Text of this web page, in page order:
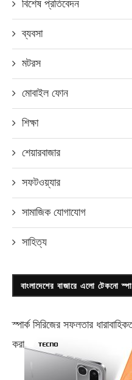
বিশেষ প্রতিবেদন
ব্যবসা
মটরস
মোবাইল ফোন
শিক্ষা
শেয়ারবাজার
সফটওয়্যার
সামাজিক যোগাযোগ
সাহিত্য
বাংলাদেশের বাজারে এলো টেকনো
স্পার্ক সিরিজের সফলতার
করা